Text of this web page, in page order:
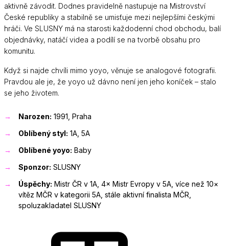
aktivně závodit. Dodnes pravidelně nastupuje na Mistrovství
České republiky a stabilně se umisťuje mezi nejlepšími českými
hráči. Ve SLUSNY má na starosti každodenní chod obchodu, balí
objednávky, natáčí videa a podílí se na tvorbě obsahu pro
komunitu.
Když si najde chvíli mimo yoyo, věnuje se analogové fotografii.
Pravdou ale je, že yoyo už dávno není jen jeho koníček – stalo
se jeho životem.
Narozen: 1991, Praha
Oblíbený styl: 1A, 5A
Oblíbené yoyo: Baby
Sponzor: SLUSNY
Úspěchy: Mistr ČR v 1A, 4× Mistr Evropy v 5A, více než 10×
vítěz MČR v kategorii 5A, stále aktivní finalista MČR,
spoluzakladatel SLUSNY